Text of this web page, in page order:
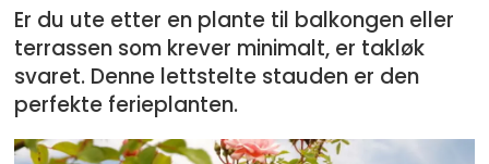
Er du ute etter en plante til balkongen eller
terrassen som krever minimalt, er takløk
svaret. Denne lettstelte stauden er den
perfekte ferieplanten.